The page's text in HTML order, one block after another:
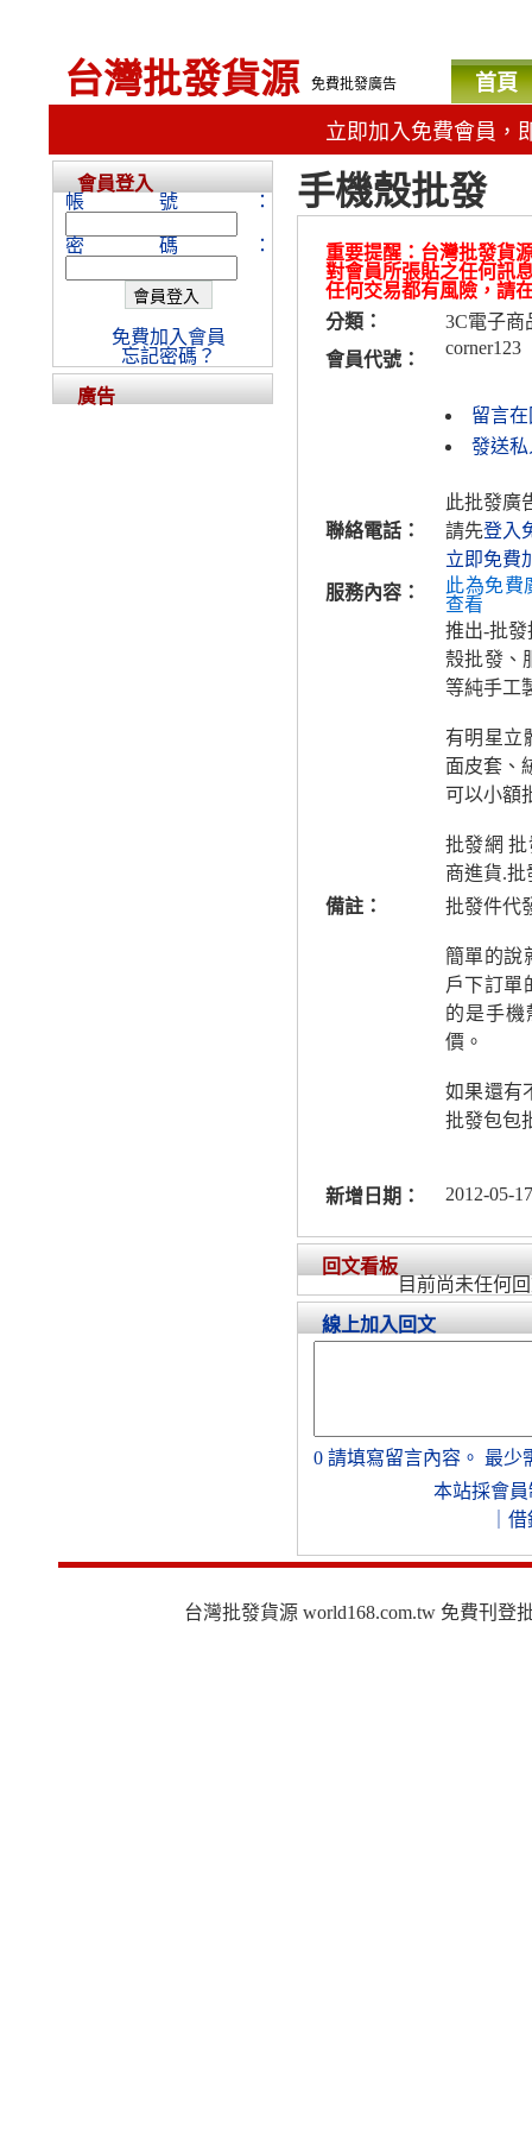
台灣批發貨源 免費批發廣告 首頁
立即加入免費會員，
手機殼批發
重要提醒：台灣批發貨
對會員所張貼之任何訊
任何交易都有風險，請
分類：
3C電子商
會員代號：
corner123
留言
發送私
聯絡電話：
此批發廣
請先登入
立即免費
服務內容：
此為免費
查看
推出-批
殼批發、
等純手工
有明星立
面皮套、
可以小額
批發網
商進貨.批
備註：
批發件代
簡單的說
戶下訂單
的是手機
價。
如果還有
批發包包
新增日期： 2012-05-
回文看板
目前尚未任何
線上加入回文
0 請填寫留言內容。 最少
本站採會員
借
會員登入
帳號：
密碼：
免費加入會員
忘記密碼？
廣告
台灣批發貨源 world168.com.tw 免費刊登